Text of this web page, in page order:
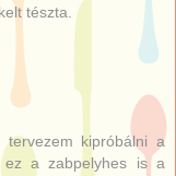
tészta.
kipróbálni a
ez a zabpelyhes is a